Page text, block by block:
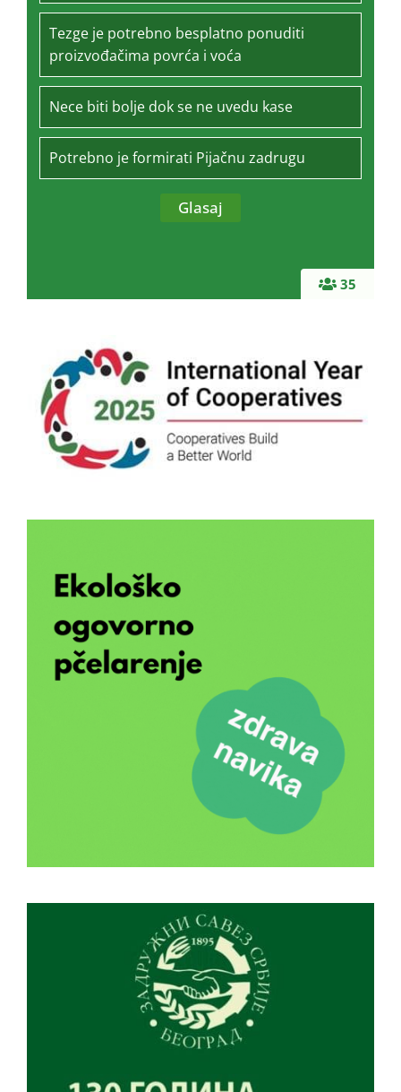
35
Tezge je potrebno besplatno ponuditi
proizvođačima povrća i voća
Nece biti bolje dok se ne uvedu kase
Potrebno je formirati Pijačnu zadrugu